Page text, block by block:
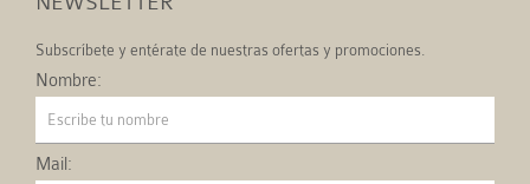
Subscríbete y entérate de nuestras ofertas y promociones.
Nombre:
Mail: